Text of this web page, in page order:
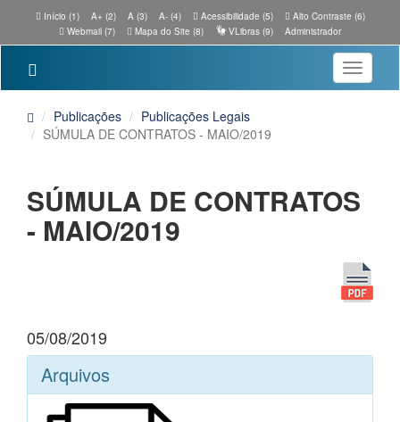
Início (1) A+ (2) A (3) A- (4) Acessibilidade (5)
Alto Contraste (6)
Webmail (7)
Mapa do Site (8) VLibras (9) Administrador
Toggle
Publicações
Publicações Legais
SÚMULA DE CONTRATOS - MAIO/2019
SÚMULA DE CONTRATOS
- MAIO/2019
05/08/2019
Arquivos